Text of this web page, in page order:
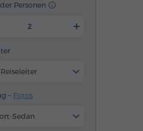
Personen
– Fotos
Sedan